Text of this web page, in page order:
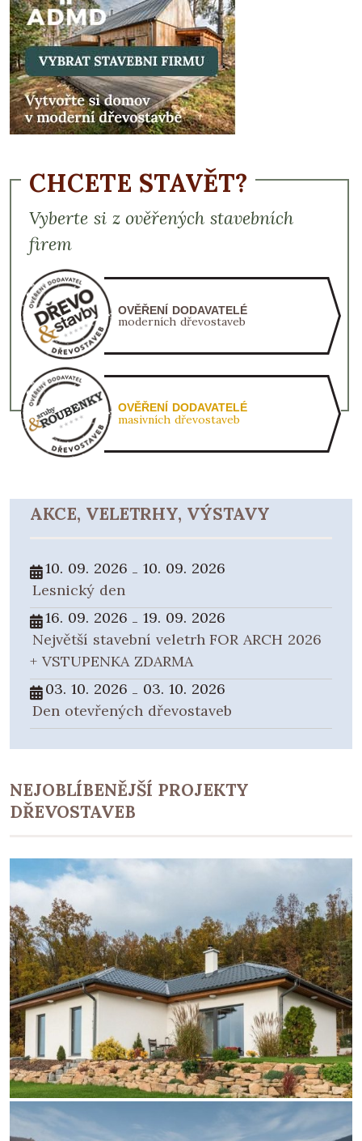
CHCETE STAVĚT?
Vyberte si z ověřených stavebních
firem
OVĚŘENÍ DODAVATELÉ
moderních dřevostaveb
OVĚŘENÍ DODAVATELÉ
masivních dřevostaveb
AKCE, VELETRHY, VÝSTAVY
10. 09. 2026 -10. 09. 2026
Lesnický den
16. 09. 2026 -19. 09. 2026
Největší stavební veletrh FOR ARCH 2026
+ VSTUPENKA ZDARMA
03. 10. 2026 - 03. 10. 2026
Den otevřených dřevostaveb
NEJOBLÍBENĚJŠÍ PROJEKTY
DŘEVOSTAVEB